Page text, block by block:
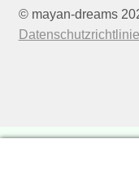
© mayan-dreams
Datenschutzrichtlinie